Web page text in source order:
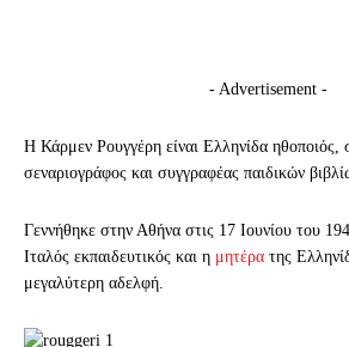
- Advertisement -
Η Κάρμεν Ρουγγέρη είναι Ελληνίδα ηθοποιός,
σεναριογράφος και συγγραφέας παιδικών
Γεννήθηκε στην Αθήνα στις 17 Ιουνίου του
Ιταλός εκπαιδευτικός και η μητέρα της
μεγαλύτερη αδελφή.